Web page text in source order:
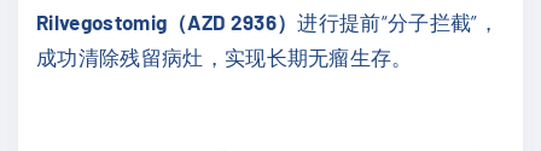
Rilvegostomig（AZD 2936）进行提前“分子拦截”，
成功清除残留病灶，实现长期无瘤生存。